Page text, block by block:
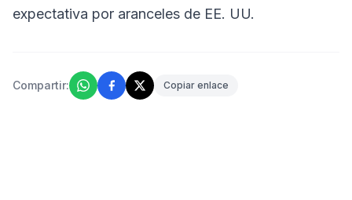
expectativa por aranceles de EE. UU.
Compartir: Copiar enlace